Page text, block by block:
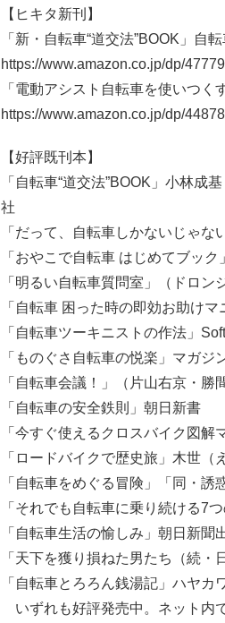
【ヒキタ新刊】
「新・自転車“道交法”BOOK」
https://www.amazon.co.jp/dp/
「電動アシスト自転車を使いつく
https://www.amazon.co.jp/dp/
【好評既刊本】
「自転車“道交法”BOOK」小林
社
「だって、自転車しかないじゃな
「おやこで自転車 はじめてブッ
「明るい自転車質問室」（ドロ
「自転車 困った時の即効お助け
「自転車ツーキニストの作法」
「ものぐさ自転車の悦楽」マガジ
「自転車会議！」（片山右京・
「自転車の安全鉄則」朝日新書
「今すぐ使えるクロスバイク図解
「ロードバイクで歴史旅」木世（
「自転車をめぐる冒険」「同・
「それでも自転車に乗り続ける7
「自転車生活の愉しみ」朝日新聞
「天下を獲り損ねた男たち（続
「自転車とろろん銭湯記」ハヤカ
いずれも好評発売中。ネット内